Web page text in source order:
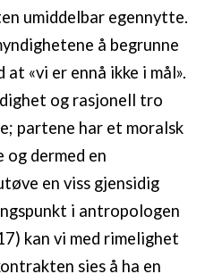
umiddelbar egennytte.
å begrunne
«vi er ennå ikke i mål».
og rasjonell tro
partene har et moralsk
dermed en
en viss gjensidig
i antropologen
kan vi med rimelighet
sies å ha en